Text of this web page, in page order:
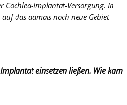
Cochlea-Implantat-Versorgung. In
das damals noch neue Gebiet
einsetzen ließen. Wie kam